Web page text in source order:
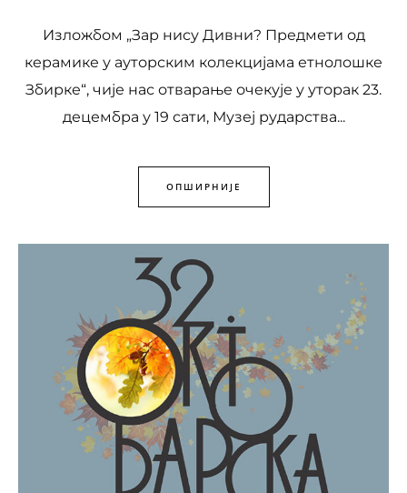
Изложбом „Зар нису Дивни? Предмети од
керамике у ауторским колекцијама етнолошке
Збирке“, чије нас отварање очекује у уторак 23.
децембра у 19 сати, Музеј рударства...
ОПШИРНИЈЕ